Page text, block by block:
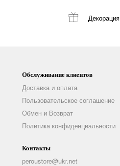
Декорация
Обслуживание клиентов
Доставка и оплата
Пользовательское соглашение
Обмен и Возврат
Политика конфиденциальности
Контакты
peroustore@ukr.net